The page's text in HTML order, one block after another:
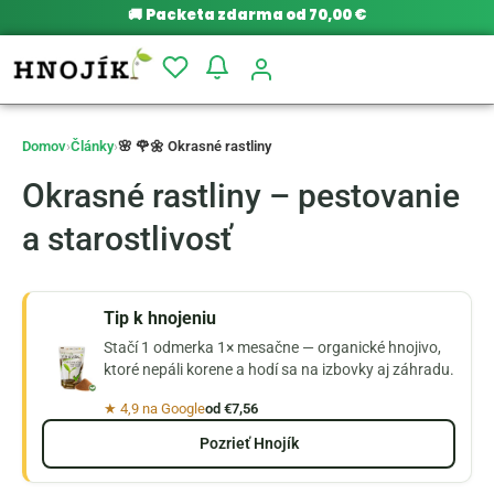
🚚 Packeta zdarma od 70,00 €
Domov›Články›🌸 🌹🌼 Okrasné rastliny
Okrasné rastliny – pestovanie
a starostlivosť
Tip k hnojeniu
Stačí 1 odmerka 1× mesačne — organické hnojivo,
ktoré nepáli korene a hodí sa na izbovky aj záhradu.
★ 4,9 na Googleod €7,56
Pozrieť Hnojík